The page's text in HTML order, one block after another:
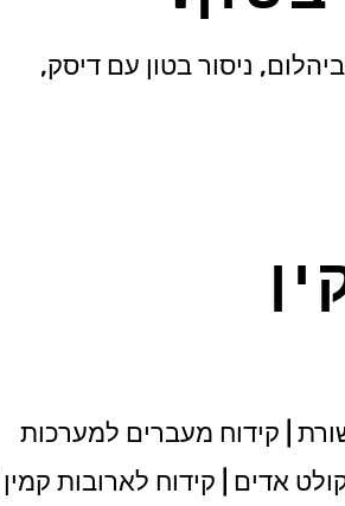
ניסור בטון עם דיסק,
| קידוח מעברים למערכות
אדים | קידוח לארובות קמין |